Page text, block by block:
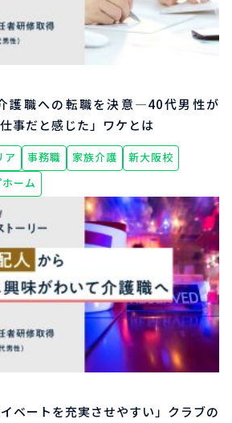
護職への転職を決意―40代男性が
事だと感じた」ワケとは
ア 事務職 家族介護
新大阪校
ーム
ベートを充実させやすい」クラブの